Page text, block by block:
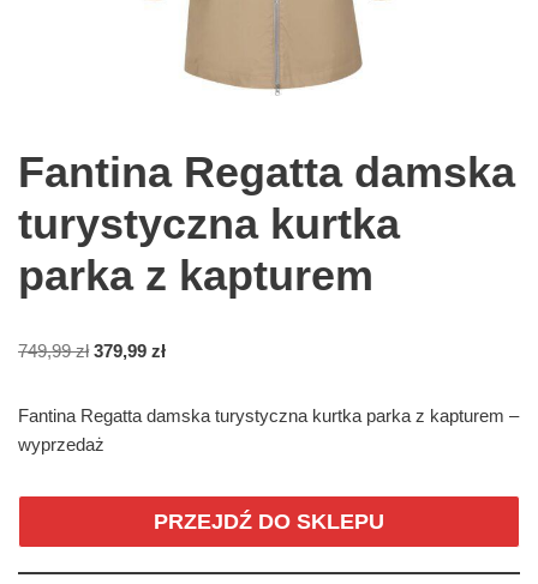
Fantina Regatta damska
turystyczna kurtka
parka z kapturem
749,99zł 379,99 zł
Fantina Regatta damska turystyczna kurtka parka z kapturem –
wyprzedaż
PRZEJDŹ DO SKLEPU